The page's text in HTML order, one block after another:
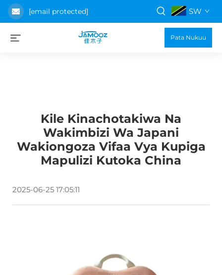
[email protected] SW
Pata Nukuu
Kile Kinachotakiwa Na
Wakimbizi Wa Japani
Wakiongoza Vifaa Vya Kupiga
Mapulizi Kutoka China
2025-06-25 17:05:11